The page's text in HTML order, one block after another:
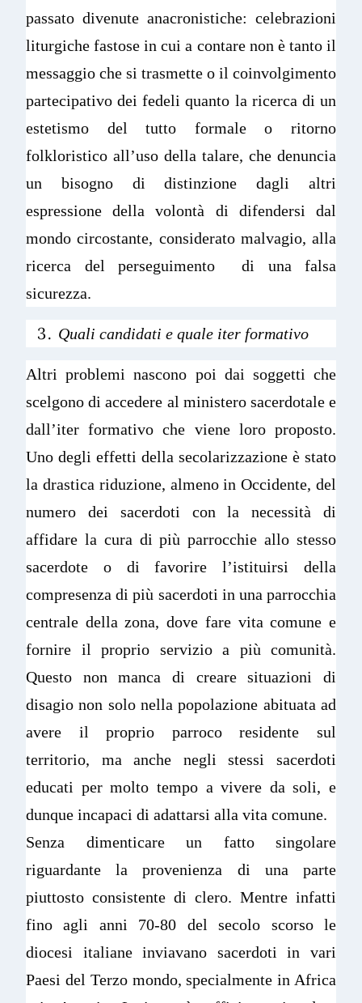
passato divenute anacronistiche: celebrazioni
liturgiche fastose in cui a contare non è tanto il
messaggio che si trasmette o il coinvolgimento
partecipativo dei fedeli quanto la ricerca di un
estetismo del tutto formale o ritorno
folkloristico all’uso della talare, che denuncia
un bisogno di distinzione dagli altri
espressione della volontà di difendersi dal
mondo circostante, considerato malvagio, alla
ricerca del perseguimento di una falsa
sicurezza.
Quali candidati e quale iter formativo
Altri problemi nascono poi dai soggetti che
scelgono di accedere al ministero sacerdotale e
dall’iter formativo che viene loro proposto.
Uno degli effetti della secolarizzazione è stato
la drastica riduzione, almeno in Occidente, del
numero dei sacerdoti con la necessità di
affidare la cura di più parrocchie allo stesso
sacerdote o di favorire l’istituirsi della
compresenza di più sacerdoti in una parrocchia
centrale della zona, dove fare vita comune e
fornire il proprio servizio a più comunità.
Questo non manca di creare situazioni di
disagio non solo nella popolazione abituata ad
avere il proprio parroco residente sul
territorio, ma anche negli stessi sacerdoti
educati per molto tempo a vivere da soli, e
dunque incapaci di adattarsi alla vita comune.
Senza dimenticare un fatto singolare
riguardante la provenienza di una parte
piuttosto consistente di clero. Mentre infatti
fino agli anni 70-80 del secolo scorso le
diocesi italiane inviavano sacerdoti in vari
Paesi del Terzo mondo, specialmente in Africa